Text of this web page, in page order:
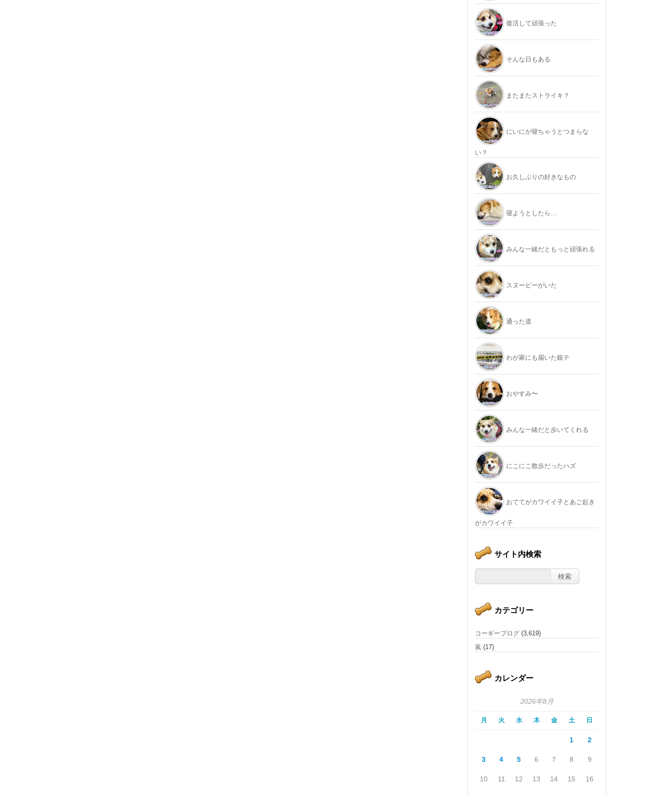
復活して頑張った
そんな日もある
またまたストライキ？
にいにが寝ちゃうとつまらな
い？
お久しぶりの好きなもの
寝ようとしたら…
みんな一緒だともっと頑張れる
スヌーピーがいた
通った道
わが家にも届いた銀テ
おやすみ〜
みんな一緒だと歩いてくれる
にこにこ散歩だったハズ
おててがカワイイ子とあご起き
がカワイイ子
サイト内検索
カテゴリー
コーギーブログ (3,619)
嵐 (17)
カレンダー
2026年8月
月 火 水 木 金 土 日
1 2
3 4 5 6 7 8 9
10 11 12 13 14 15 16